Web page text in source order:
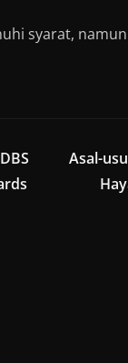
syarat,
Asal-